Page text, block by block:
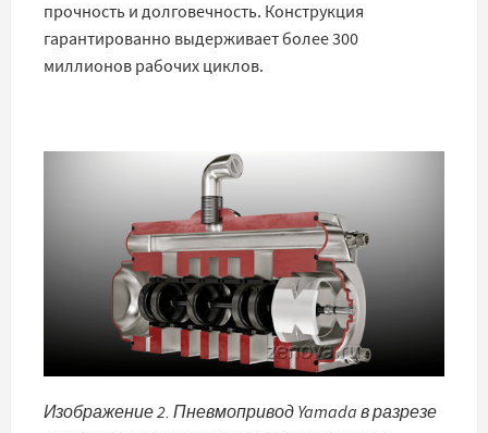
прочность и долговечность. Конструкция
гарантированно выдерживает более 300
миллионов рабочих циклов.
Изображение 2. Пневмопривод Yamada в разрезе